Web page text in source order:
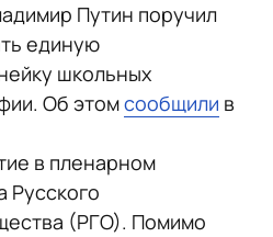
Путин поручил
единую
школьных
Об этомсообщили в
в пленарном
Русского
(РГО). Помимо